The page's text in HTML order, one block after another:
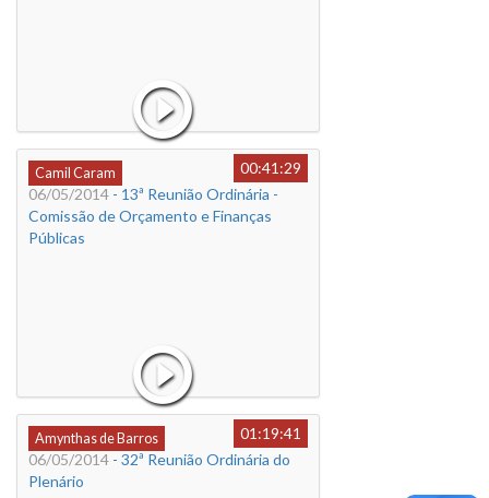
Camil Caram
00:41:29
06/05/2014 - 13ª Reunião Ordinária -
Comissão de Orçamento e Finanças
Públicas
Amynthas de Barros
01:19:41
06/05/2014 - 32ª Reunião Ordinária do
Plenário